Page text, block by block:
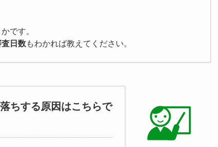
です。
日数もわかれば教えてください。
ちする原因はこちらで